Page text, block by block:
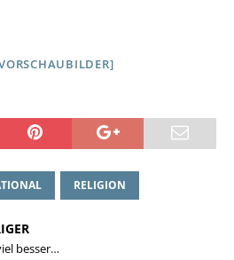
RELIGION
besser…